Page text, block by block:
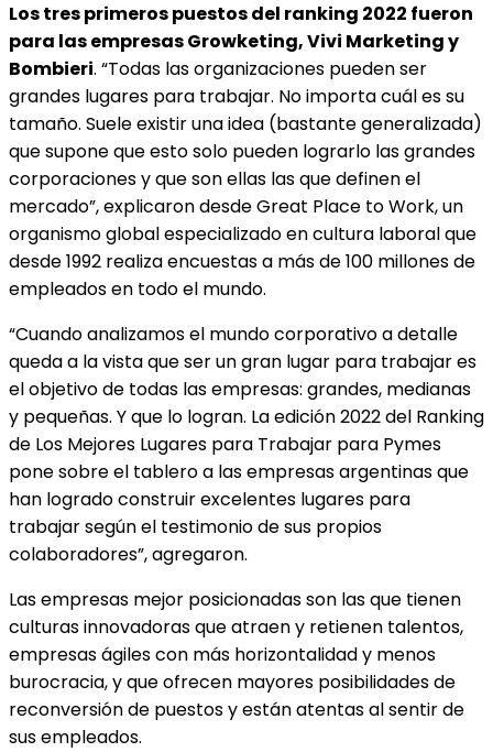
Los tres primeros puestos del ranking 2022 fueron
para las empresas Growketing, Vivi Marketing y
Bombieri. “Todas las organizaciones pueden ser
grandes lugares para trabajar. No importa cuál es su
tamaño. Suele existir una idea (bastante generalizada)
que supone que esto solo pueden lograrlo las grandes
corporaciones y que son ellas las que definen el
mercado”, explicaron desde Great Place to Work, un
organismo global especializado en cultura laboral que
desde 1992 realiza encuestas a más de 100 millones de
empleados en todo el mundo.
“Cuando analizamos el mundo corporativo a detalle
queda a la vista que ser un gran lugar para trabajar es
el objetivo de todas las empresas: grandes, medianas
y pequeñas. Y que lo logran. La edición 2022 del Ranking
de Los Mejores Lugares para Trabajar para Pymes
pone sobre el tablero a las empresas argentinas que
han logrado construir excelentes lugares para
trabajar según el testimonio de sus propios
colaboradores”, agregaron.
Las empresas mejor posicionadas son las que tienen
culturas innovadoras que atraen y retienen talentos,
empresas ágiles con más horizontalidad y menos
burocracia, y que ofrecen mayores posibilidades de
reconversión de puestos y están atentas al sentir de
sus empleados.